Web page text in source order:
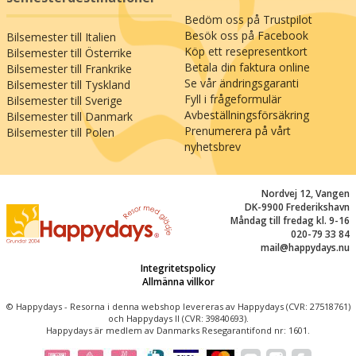
attraktion: Nöjesparken Legoland i Billund (161
km), som kan nås på mindre än två timmar, på
bra vägar från hotellet och Grenaa. Trevlig
semester i Danmark!
Bilsemester till Italien
Bilsemester till Österrike
Bilsemester till Frankrike
Bilsemester till Tyskland
Bilsemester till Sverige
Bilsemester till Danmark
Bilsemester till Polen
Bedöm oss på Trustpilot
Besök oss på Facebook
Köp ett resepresentkort
Betala din faktura online
Se vår ändringsgaranti
Fyll i frågeformulär
Avbeställningsförsäkring
Prenumerera på vårt
nyhetsbrev
Nordvej 12, Vangen
DK-9900 Frederikshavn
Måndag till fredag kl. 9-16
020-79 33 84
mail@happydays.nu
Integritetspolicy
Allmänna villkor
© Happydays - Resorna i denna webshop levereras av Happydays (CVR: 27518761)
och Happydays II (CVR: 39840693).
Happydays är medlem av Danmarks Resegarantifond nr: 1601.